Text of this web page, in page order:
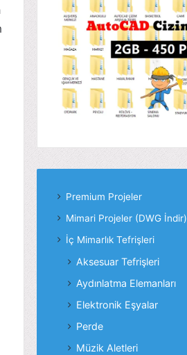
Premium Projeler
Mimari Projeler (DWG İndir)
İç Mimarlık Tefrişleri
Aksesuar Tefrişleri
Aydınlatma Elemanları
Elektronik Eşyalar
Perde
Müzik Aletleri